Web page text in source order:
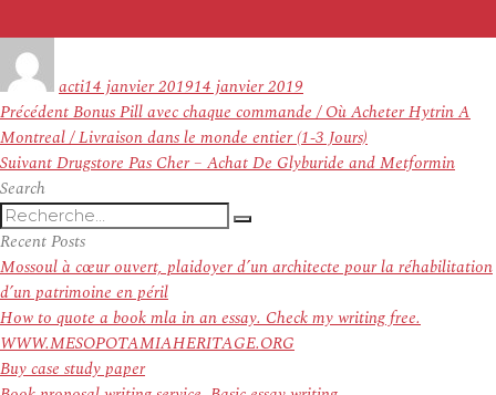
actile
14 janvier 201914 janvier 2019
Navigation
de
l’article
PrécédentArticle
précédent :
Bonus Pill avec chaque commande / Où Acheter Hytrin A
Montreal / Livraison dans le monde entier (1-3 Jours)
SuivantArticle
Drugstore Pas Cher – Achat De Glyburide and Metformin
Search
Recherche
pour
:
Recherche
Recent Posts
Mossoul à cœur ouvert, plaidoyer d’un architecte pour la réhabilitation
d’un patrimoine en péril
How to quote a book mla in an essay. Check my writing free.
WWW.MESOPOTAMIAHERITAGE.ORG
Buy case study paper